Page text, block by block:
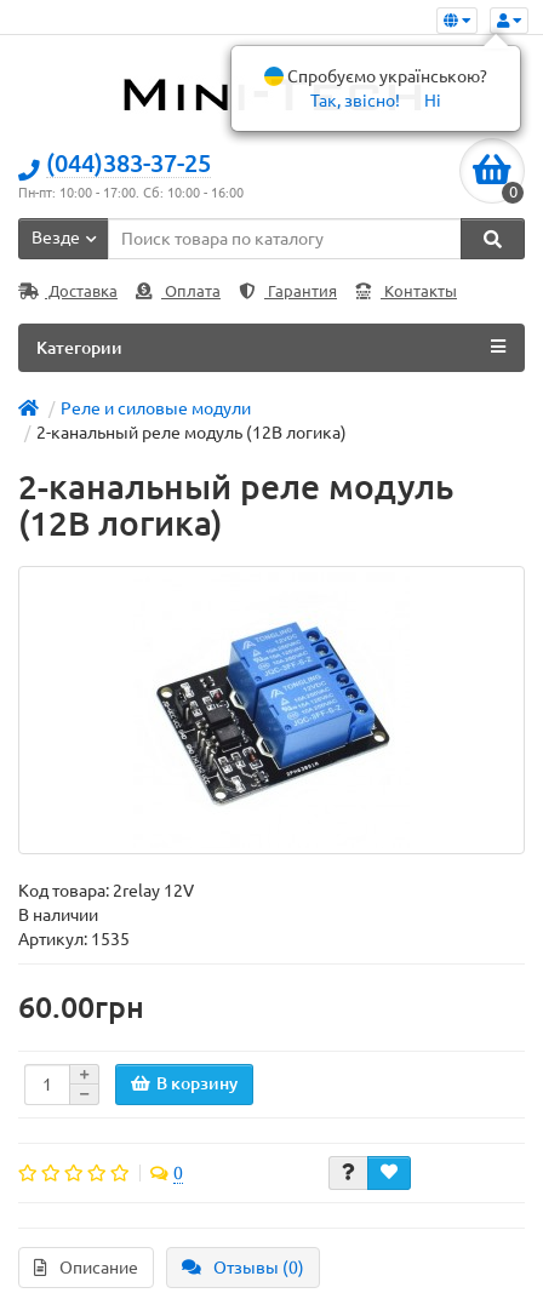
(044)383-37-25
Пн-пт: 10:00 - 17:00. Сб: 10:00 - 16:00 0
Везде
Доставка Оплата Гарантия Контакты
Категории
Реле и силовые модули
2-канальный реле модуль (12В логика)
2-канальный реле модуль
(12В логика)
Код товара: 2relay 12V
В наличии
Артикул: 1535
60.00грн
В корзину
0
Описание Отзывы (0)
Спробуємо українською?
Так, звісно!
Ні